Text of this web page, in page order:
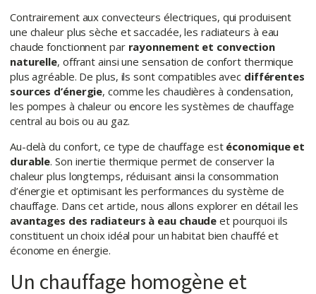
Contrairement aux convecteurs électriques, qui produisent
une chaleur plus sèche et saccadée, les radiateurs à eau
chaude fonctionnent par rayonnement et convection
naturelle, offrant ainsi une sensation de confort thermique
plus agréable. De plus, ils sont compatibles avec différentes
sources d’énergie, comme les chaudières à condensation,
les pompes à chaleur ou encore les systèmes de chauffage
central au bois ou au gaz.
Au-delà du confort, ce type de chauffage est économique et
durable. Son inertie thermique permet de conserver la
chaleur plus longtemps, réduisant ainsi la consommation
d’énergie et optimisant les performances du système de
chauffage. Dans cet article, nous allons explorer en détail les
avantages des radiateurs à eau chaude et pourquoi ils
constituent un choix idéal pour un habitat bien chauffé et
économe en énergie.
Un chauffage homogène et